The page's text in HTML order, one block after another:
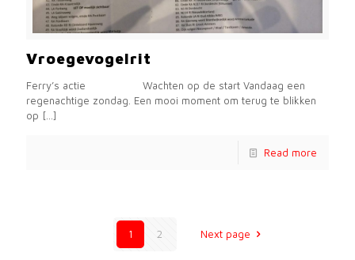
Vroegevogelrit
Ferry’s actie Wachten op de start Vandaag een
regenachtige zondag. Een mooi moment om terug te blikken
op […]
Read more
1 2 Next page